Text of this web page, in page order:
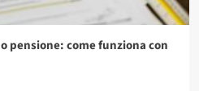
pensione: come funziona con